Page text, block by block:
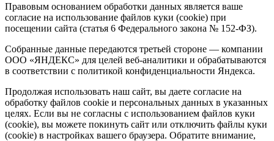
Правовым основанием обработки данных является ваше
согласие на использование файлов куки (cookie) при
посещении сайта (статья 6 Федерального закона № 152-ФЗ).
Собранные данные передаются третьей стороне — компании
ООО «ЯНДЕКС» для целей веб-аналитики и обрабатываются
в соответствии с политикой конфиденциальности Яндекса.
Продолжая использовать наш сайт, вы даете согласие на
обработку файлов cookie и персональных данных в указанных
целях. Если вы не согласны с использованием файлов куки
(cookie), вы можете покинуть сайт или отключить файлы куки
(cookie) в настройках вашего браузера. Обратите внимание,